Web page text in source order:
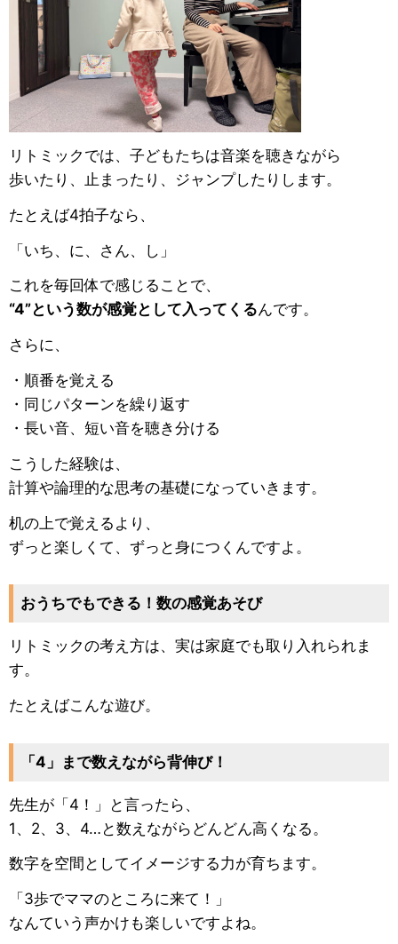
リトミックでは、子どもたちは音楽を聴きながら
歩いたり、止まったり、ジャンプしたりします。
たとえば4拍子なら、
「いち、に、さん、し」
これを毎回体で感じることで、
“4”という数が感覚として入ってくるんです。
さらに、
・順番を覚える
・同じパターンを繰り返す
・長い音、短い音を聴き分ける
こうした経験は、
計算や論理的な思考の基礎になっていきます。
机の上で覚えるより、
ずっと楽しくて、ずっと身につくんですよ。
おうちでもできる！数の感覚あそび
リトミックの考え方は、実は家庭でも取り入れられま
す。
たとえばこんな遊び。
「4」まで数えながら背伸び！
先生が「4！」と言ったら、
1、2、3、4…と数えながらどんどん高くなる。
数字を空間としてイメージする力が育ちます。
「3歩でママのところに来て！」
なんていう声かけも楽しいですよね。